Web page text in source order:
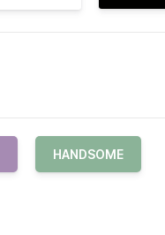
HANDSOME